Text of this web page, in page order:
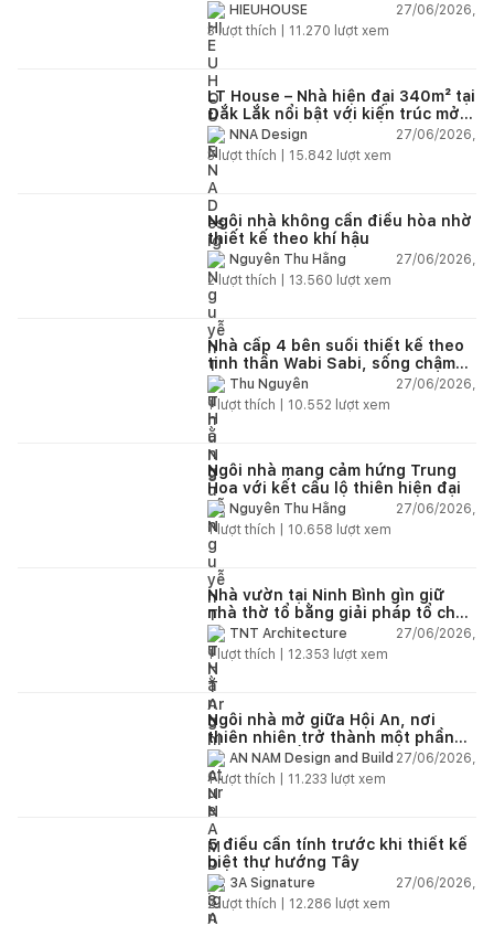
HIEUHOUSE
27/06/2026,
3lượt thích | 11.270 lượt xem
LT House – Nhà hiện đại 340m² tại
Đắk Lắk nổi bật với kiến trúc mở
và hệ sân vườn kết nối thiên
nhiên
NNA Design
27/06/2026,
3lượt thích | 15.842 lượt xem
Ngôi nhà không cần điều hòa nhờ
thiết kế theo khí hậu
Nguyễn Thu Hằng
27/06/2026,
2lượt thích | 13.560 lượt xem
Nhà cấp 4 bên suối thiết kế theo
tinh thần Wabi Sabi, sống chậm
giữa thiên nhiên
Thu Nguyễn
27/06/2026,
1lượt thích | 10.552 lượt xem
Ngôi nhà mang cảm hứng Trung
Hoa với kết cấu lộ thiên hiện đại
Nguyễn Thu Hằng
27/06/2026,
1lượt thích | 10.658 lượt xem
Nhà vườn tại Ninh Bình gìn giữ
nhà thờ tổ bằng giải pháp tổ chức
lại không gian
TNT Architecture
27/06/2026,
1lượt thích | 12.353 lượt xem
Ngôi nhà mở giữa Hội An, nơi
thiên nhiên trở thành một phần
của cuộc sống
AN NAM Design and Build 27/06/2026,
1lượt thích | 11.233 lượt xem
5 điều cần tính trước khi thiết kế
biệt thự hướng Tây
3A Signature
27/06/2026,
2lượt thích | 12.286 lượt xem